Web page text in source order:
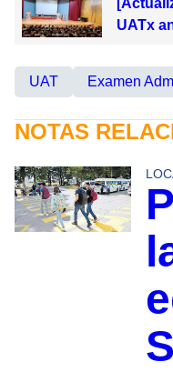
UATx
UAT Examen
NOTAS